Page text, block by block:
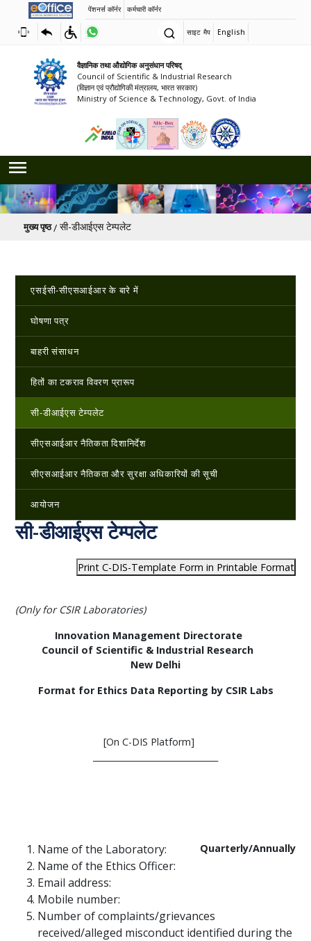
पेंशनर्स कॉर्नर कर्मचारी कॉर्नर
साइट मैप English
वैज्ञानिक तथा औद्योगिक अनुसंधान परिषद्
Council of Scientific & Industrial Research
(विज्ञान एवं प्रौद्योगिकी मंत्रालय, भारत सरकार)
Ministry of Science & Technology, Govt. of India
पग चिन्ह
मुख्य पृष्ठ सी-डीआईएस टेम्पलेट
Main navigation
एसईसी-सीएसआईआर के बारे में
घोषणा पत्र
बाहरी संसाधन
हितों का टकराव विवरण प्रारूप
सी-डीआईएस टेम्पलेट
सीएसआईआर नैतिकता दिशानिर्देश
सीएसआईआर नैतिकता और सुरक्षा अधिकारियों की सूची
आयोजन
सी-डीआईएस टेम्पलेट
Print C-DIS-Template Form in Printable Format
(Only for CSIR Laboratories)
Innovation Management Directorate
Council of Scientific & Industrial Research
New Delhi
Format for Ethics Data Reporting by CSIR Labs
[On C-DIS Platform]
Quarterly/Annually
Name of the Laboratory:
Name of the Ethics Officer:
Email address:
Mobile number:
Number of complaints/grievances
received/alleged misconduct identified during the